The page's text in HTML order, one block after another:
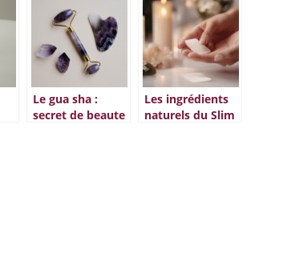
Le gua sha :
secret de beaute
Les ingrédients
naturels du Slim